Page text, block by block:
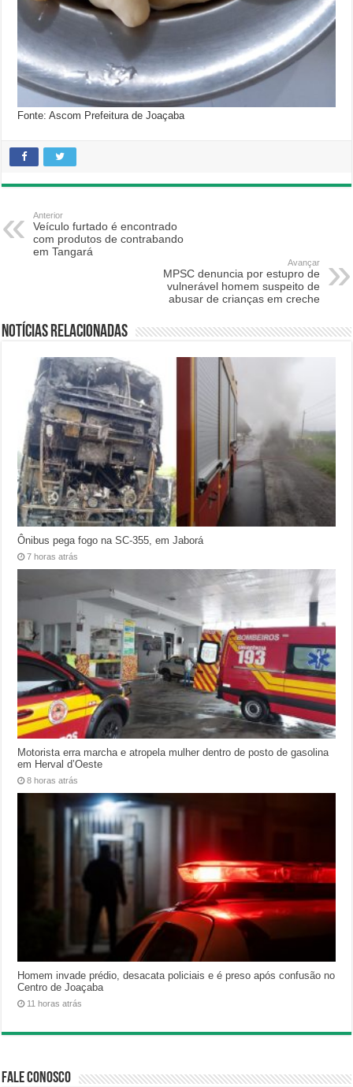
Fonte: Ascom Prefeitura de Joaçaba
Anterior
Veículo furtado é encontrado
com produtos de contrabando
em Tangará
Avançar
MPSC denuncia por estupro de
vulnerável homem suspeito de
abusar de crianças em creche
Notícias relacionadas
Ônibus pega fogo na SC-355, em Jaborá
7 horas atrás
Motorista erra marcha e atropela mulher dentro de posto de gasolina
em Herval d’Oeste
8 horas atrás
Homem invade prédio, desacata policiais e é preso após confusão no
Centro de Joaçaba
11 horas atrás
Fale Conosco